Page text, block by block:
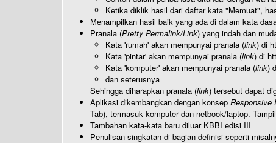
Ketika diklik hasil dari daftar kata "Memuat",
Menampilkan hasil baik yang ada di dalam kata
Pranala (Pretty Permalink/Link) yang indah dan
Kata 'rumah' akan mempunyai pranala (link) di
Kata 'pintar' akan mempunyai pranala (link) di
Kata 'komputer' akan mempunyai pranala (link)
dan seterusnya
Sehingga diharapkan pranala (link) tersebut dapat
Aplikasi dikembangkan dengan konsep Responsive
Tab), termasuk komputer dan netbook/laptop.
Tambahan kata-kata baru diluar KBBI edisi III
Penulisan singkatan di bagian definisi seperti